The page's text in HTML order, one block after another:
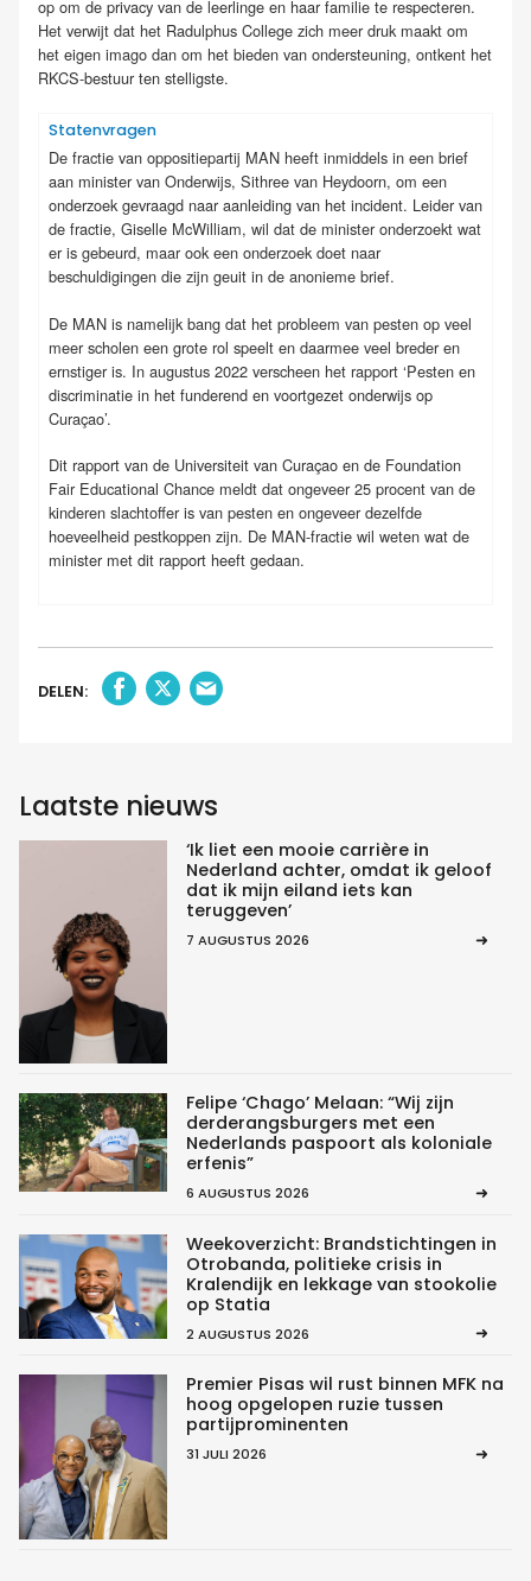
op om de privacy van de leerlinge en haar familie te respecteren.
Het verwijt dat het Radulphus College zich meer druk maakt om
het eigen imago dan om het bieden van ondersteuning, ontkent het
RKCS-bestuur ten stelligste.
Statenvragen
De fractie van oppositiepartij MAN heeft inmiddels in een brief
aan minister van Onderwijs, Sithree van Heydoorn, om een
onderzoek gevraagd naar aanleiding van het incident. Leider van
de fractie, Giselle McWilliam, wil dat de minister onderzoekt wat
er is gebeurd, maar ook een onderzoek doet naar
beschuldigingen die zijn geuit in de anonieme brief.
De MAN is namelijk bang dat het probleem van pesten op veel
meer scholen een grote rol speelt en daarmee veel breder en
ernstiger is. In augustus 2022 verscheen het rapport ‘Pesten en
discriminatie in het funderend en voortgezet onderwijs op
Curaçao’.
Dit rapport van de Universiteit van Curaçao en de Foundation
Fair Educational Chance meldt dat ongeveer 25 procent van de
kinderen slachtoffer is van pesten en ongeveer dezelfde
hoeveelheid pestkoppen zijn. De MAN-fractie wil weten wat de
minister met dit rapport heeft gedaan.
DELEN:
Laatste nieuws
‘Ik liet een mooie carrière in
Nederland achter, omdat ik geloof
dat ik mijn eiland iets kan
teruggeven’
7 AUGUSTUS 2026
Felipe ‘Chago’ Melaan: “Wij zijn
derderangsburgers met een
Nederlands paspoort als koloniale
erfenis”
6 AUGUSTUS 2026
Weekoverzicht: Brandstichtingen in
Otrobanda, politieke crisis in
Kralendijk en lekkage van stookolie
op Statia
2 AUGUSTUS 2026
Premier Pisas wil rust binnen MFK na
hoog opgelopen ruzie tussen
partijprominenten
31 JULI 2026